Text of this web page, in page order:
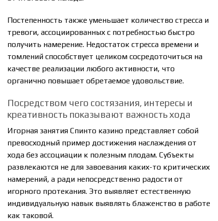
Постепенность также уменьшает количество стресса и
тревоги, ассоциированных с потребностью быстро
получить намерение. Недостаток стресса времени и
томлений способствует целиком сосредоточиться на
качестве реализации любого активности, что
органично повышает обретаемое удовольствие.
Посредством чего состязания, интересы и
креативность показывают важность хода
Игорная занятия Спинто казино представляет собой
превосходный пример достижения наслаждения от
хода без ассоциации к полезным плодам. Субъекты
развлекаются не для завоевания каких-то критических
намерений, а ради непосредственно радости от
игорного протекания. Это выявляет естественную
индивидуальную навык выявлять блаженство в работе
как таковой.